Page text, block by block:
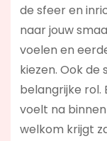
de sfeer en
naar jouw
voelen en
kiezen. Ook
belangrijke rol.
voelt na
welkom krijgt